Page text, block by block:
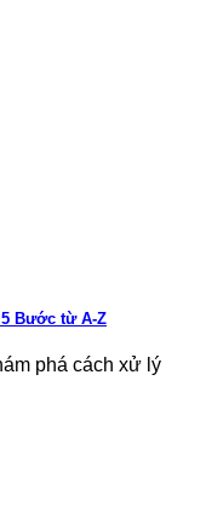
Bước từ A-Z
phá cách xử lý